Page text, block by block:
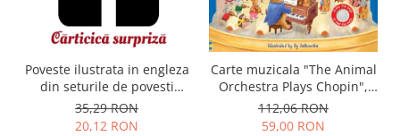
Poveste ilustrata in engleza
din seturile de povesti
Usborne
35,29 RON
20,12 RON
Carte muzicala "The Animal
Orchestra Plays Chopin",
cartonata, Usborne
112,06 RON
59,00 RON